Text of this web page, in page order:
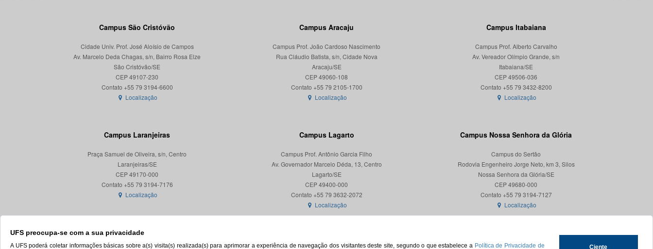
UFS preocupa-se com a sua privacidade
A UFS poderá coletar informações básicas sobre a(s) visita(s) realizada(s) para aprimorar a experiência de navegação dos visitantes deste site, segundo o que estabelece a Política de Privacidade de Ciente
Campus São Cristóvão
Cidade Univ. Prof. José Aloísio de Campos
Av. Marcelo Deda Chagas, s/n, Bairro Rosa Elze
São Cristóvão/SE
CEP 49107-230
Localização
Campus Aracaju
Campus Prof. João Cardoso Nascimento
Rua Cláudio Batista, s/n, Cidade Nova
Aracaju/SE
CEP 49060-108
Localização
Campus Itabaiana
Campus Prof. Alberto Carvalho
Av. Vereador Olímpio Grande, s/n
Itabaiana/SE
CEP 49506-036
Localização
Campus Laranjeiras
Praça Samuel de Oliveira, s/n, Centro
Laranjeiras/SE
CEP 49170-000
Localização
Campus Lagarto
Campus Prof. Antônio Garcia Filho
Av. Governador Marcelo Déda, 13, Centro
Lagarto/SE
CEP 49400-000
Localização
Campus Nossa Senhora da Glória
Campus do Sertão
Rodovia Engenheiro Jorge Neto, km 3, Silos
Nossa Senhora da Glória/SE
CEP 49680-000
Contato +55 79 3194-7127
Localização